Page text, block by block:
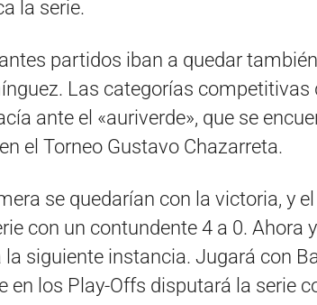
la serie.
partidos iban a quedar
Las categorías competitivas
ante el «auriverde», que se
el Torneo Gustavo Chazarreta.
se quedarían con la victoria, y
con un contundente 4 a 0. Ahora
siguiente instancia. Jugará con
en los Play-Offs disputará la serie